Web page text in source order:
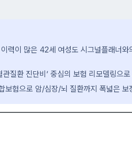
력이 많은 42세 여성도 시그널플래너와
질환 진단비’ 중심의 보험 리모델링으
험으로 암/심장/뇌 질환까지 폭넓은 보